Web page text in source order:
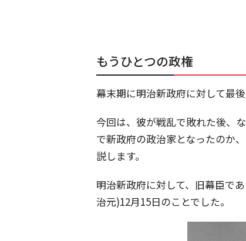
もうひとつの政権
幕末期に明治新政府に対して最
今回は、彼が戦乱で敗れた後、
で新政府の政治家となったのか
説します。
明治新政府に対して、旧幕臣で
治元)12月15日のことでした。